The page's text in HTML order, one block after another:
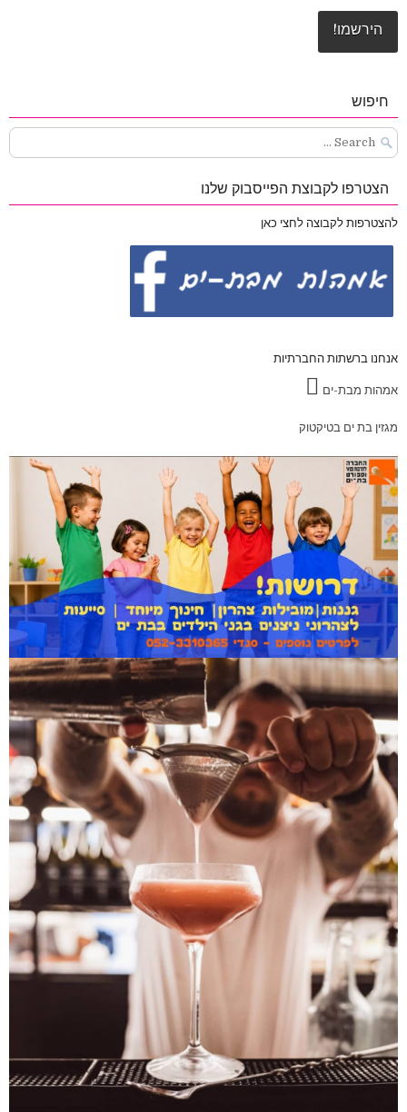
חיפוש
Search
for:
הצטרפו לקבוצת הפייסבוק שלנו
להצטרפות לקבוצה לחצי כאן
אנחנו ברשתות החברתיות
אמהות מבת-ים
מגזין בת ים בטיקטוק